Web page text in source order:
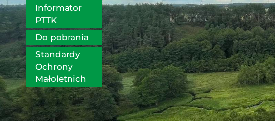
Informator
PTTK
Do pobrania
Standardy
Ochrony
Małoletnich